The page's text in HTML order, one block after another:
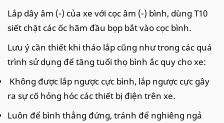
Lắp dây âm (-) của xe với cọc âm (-) bình, dùng T10
siết chặt các ốc hãm đầu bọp bắt vào cọc bình.
Lưu ý cần thiết khi tháo lắp cũng như trong các quá
trình sử dụng để tăng tuổi thọ bình ắc quy cho xe:
Không được lắp ngược cực bình, lắp ngược cực gây
ra sự cố hỏng hóc các thiết bị điện trên xe.
Luôn để bình thẳng đứng, tránh để nghiêng ngả